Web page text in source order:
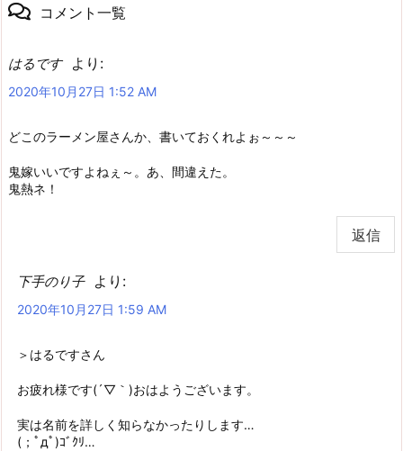
コメント一覧
はるです より:
2020年10月27日 1:52 AM
どこのラーメン屋さんか、書いておくれよぉ～～～
鬼嫁いいですよねぇ～。あ、間違えた。
鬼熱ネ！
返信
下手のり子 より:
2020年10月27日 1:59 AM
＞はるですさん
お疲れ様です(´▽｀)おはようございます。
実は名前を詳しく知らなかったりします…
(；ﾟдﾟ)ｺﾞｸﾘ…